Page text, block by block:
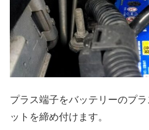
プラス端子をバッテリーのプ
ットを締め付けます。